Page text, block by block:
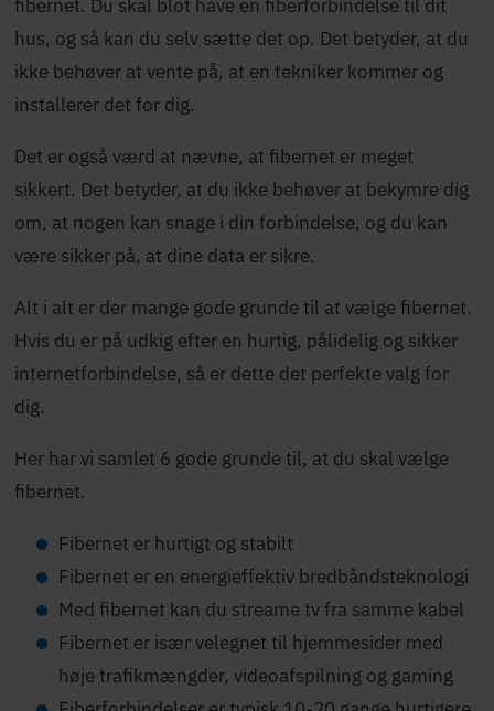
fibernet. Du skal blot have en fiberforbindelse til dit
hus, og så kan du selv sætte det op. Det betyder, at du
ikke behøver at vente på, at en tekniker kommer og
installerer det for dig.
Det er også værd at nævne, at fibernet er meget
sikkert. Det betyder, at du ikke behøver at bekymre dig
om, at nogen kan snage i din forbindelse, og du kan
være sikker på, at dine data er sikre.
Alt i alt er der mange gode grunde til at vælge fibernet.
Hvis du er på udkig efter en hurtig, pålidelig og sikker
internetforbindelse, så er dette det perfekte valg for
dig.
Her har vi samlet 6 gode grunde til, at du skal vælge
fibernet.
Fibernet er hurtigt og stabilt
Fibernet er en energieffektiv bredbåndsteknologi
Med fibernet kan du streame tv fra samme kabel
Fibernet er især velegnet til hjemmesider med
høje trafikmængder, videoafspilning og gaming